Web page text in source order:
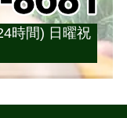
時間) 日曜祝